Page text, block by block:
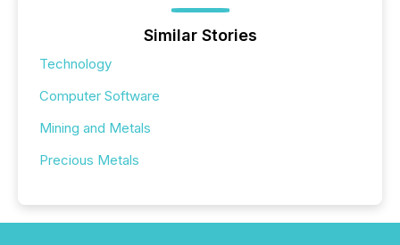
Similar Stories
Technology
Computer Software
Mining and Metals
Precious Metals